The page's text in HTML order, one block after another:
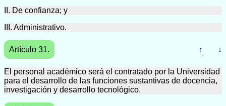
II. De confianza; y
III. Administrativo.
Artículo 31. ↑ ↓
El personal académico será el contratado por la Universidad
para el desarrollo de las funciones sustantivas de docencia,
investigación y desarrollo tecnológico.